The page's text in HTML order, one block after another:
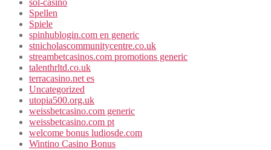
sol-casino
Spellen
Spiele
spinhublogin.com en generic
stnicholascommunitycentre.co.uk
streambetcasinos.com promotions generic
talenthrltd.co.uk
terracasino.net es
Uncategorized
utopia500.org.uk
weissbetcasino.com generic
weissbetcasino.com pt
welcome bonus ludiosde.com
Wintino Casino Bonus